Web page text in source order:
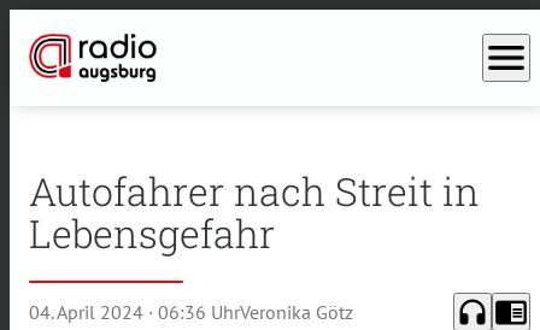
menu
Autofahrer nach Streit in
Lebensgefahr
04. April 2024 · 06:36 UhrVeronika Götz headphones chrome_reader_mode